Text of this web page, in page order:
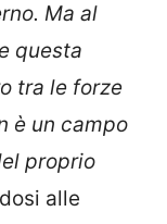
Ma al
questa
tra le forze
è un campo
proprio
alle